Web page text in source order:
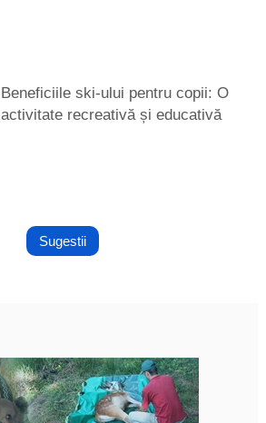
Beneficiile ski-ului pentru copii: O
activitate recreativă și educativă
Sugestii